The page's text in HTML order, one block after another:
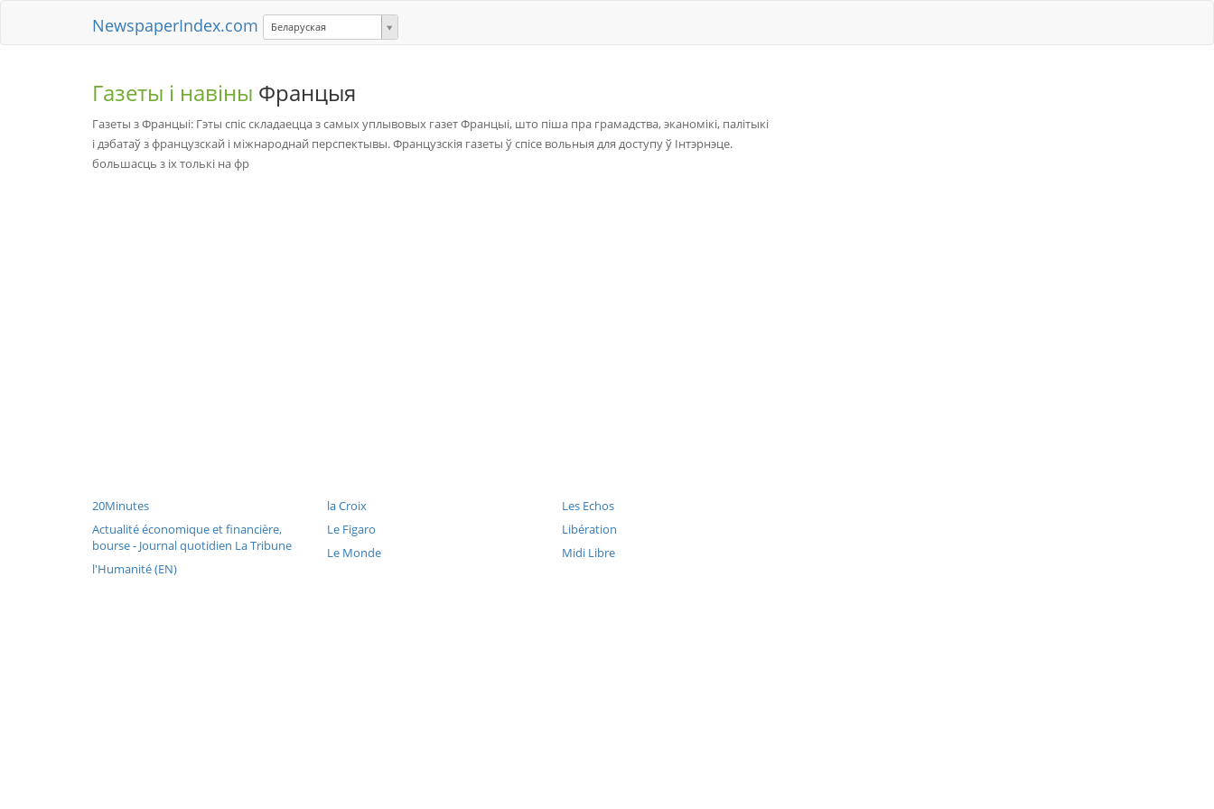
NewspaperIndex.com Беларуская
Газеты і навіны Францыя
Газеты з Францыі: Гэты спіс складаецца з самых уплывовых газет Францыі, што піша пра грамадства, эканомікі, палітыкі
і дэбатаў з французскай і міжнароднай перспектывы. Французскія газеты ў спісе вольныя для доступу ў Інтэрнэце.
большасць з іх толькі на фр
20Minutes
Actualité économique et financière,
bourse - Journal quotidien La Tribune
l'Humanité (EN)
la Croix
Le Figaro
Le Monde
Les Echos
Libération
Midi Libre